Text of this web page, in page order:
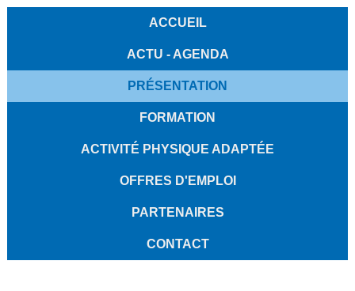
ACCUEIL
ACTU - AGENDA
PRÉSENTATION
FORMATION
ACTIVITÉ PHYSIQUE ADAPTÉE
OFFRES D'EMPLOI
PARTENAIRES
CONTACT